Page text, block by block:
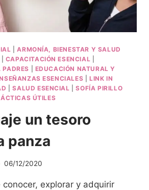
|ARMONÍA, BIENESTAR Y SALUD
CAPACITACIÓN ESENCIAL
PADRES
EDUCACIÓN NATURAL Y
ESENCIALES |LINK IN
|SALUD ESENCIAL |SOFÍA PIRILLO
ÚTILES
un tesoro
panza
06/12/2020
conocer, explorar y adquirir